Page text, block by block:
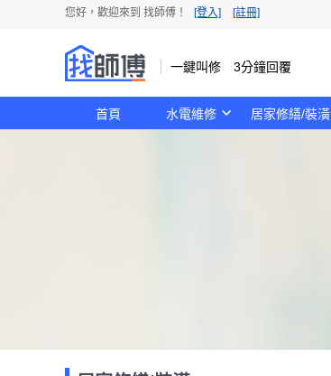
您好，歡迎來到 找師傅！ [登入] [註冊]
一鍵叫修 3分鐘回覆
首頁 水電維修 居家修繕/裝潢